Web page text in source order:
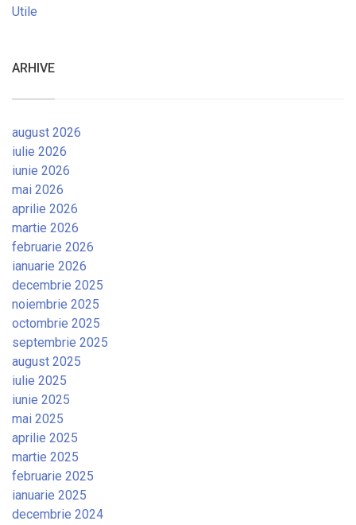
Utile
ARHIVE
august 2026
iulie 2026
iunie 2026
mai 2026
aprilie 2026
martie 2026
februarie 2026
ianuarie 2026
decembrie 2025
noiembrie 2025
octombrie 2025
septembrie 2025
august 2025
iulie 2025
iunie 2025
mai 2025
aprilie 2025
martie 2025
februarie 2025
ianuarie 2025
decembrie 2024